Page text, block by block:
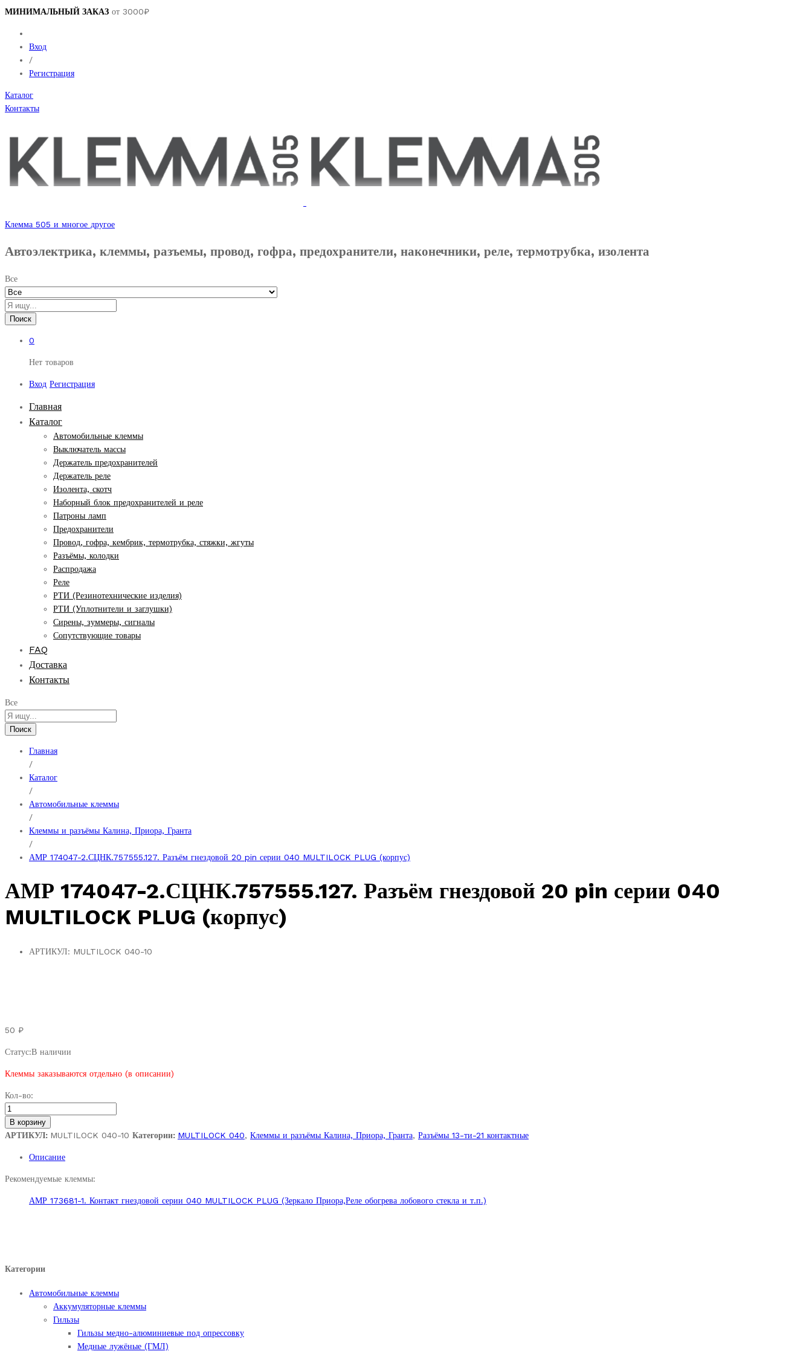
МИНИМАЛЬНЫЙ ЗАКАЗ от 3000₽
Вход
/
Регистрация
Каталог
Контакты
Клемма 505 и многое другое
Автоэлектрика, клеммы, разъемы, провод, гофра, предохранители, наконечники, реле, термотрубка, изолента
Все
Поиск
0
Нет товаров
Вход Регистрация
Главная
Каталог
Автомобильные клеммы
Выключатель массы
Держатель предохранителей
Держатель реле
Изолента, скотч
Наборный блок предохранителей и реле
Патроны ламп
Предохранители
Провод, гофра, кембрик, термотрубка, стяжки, жгуты
Разъёмы, колодки
Распродажа
Реле
РТИ (Резинотехнические изделия)
РТИ (Уплотнители и заглушки)
Сирены, зуммеры, сигналы
Сопутствующие товары
FAQ
Доставка
Контакты
Все
Поиск
Главная
/
Каталог
/
Автомобильные клеммы
/
Клеммы и разъёмы Калина, Приора, Гранта
/
АМР 174047-2.СЦНК.757555.127. Разъём гнездовой 20 pin серии 040 MULTILOCK PLUG (корпус)
АМР 174047-2.СЦНК.757555.127. Разъём гнездовой 20 pin серии 040
MULTILOCK PLUG (корпус)
АРТИКУЛ: MULTILOCK 040-10
50 ₽
Статус:В наличии
Клеммы заказываются отдельно (в описании)
АМР
174047-
2.СЦНК.757555.127.
Разъём
pin
Кол-во:
В корзину
АРТИКУЛ: MULTILOCK 040-10 Категории: MULTILOCK 040, Клеммы и разъёмы Калина, Приора, Гранта, Разъёмы 13-ти-21 контактные
Описание
Рекомендуемые клеммы:
АМР 173681-1. Контакт гнездовой серии 040 MULTILOCK PLUG (Зеркало Приора,Реле обогрева лобового стекла и т.п.)
Категории
Автомобильные клеммы
Аккумуляторные клеммы
Гильзы
Гильзы медно-алюминиевые под опрессовку
Медные лужёные (ГМЛ)